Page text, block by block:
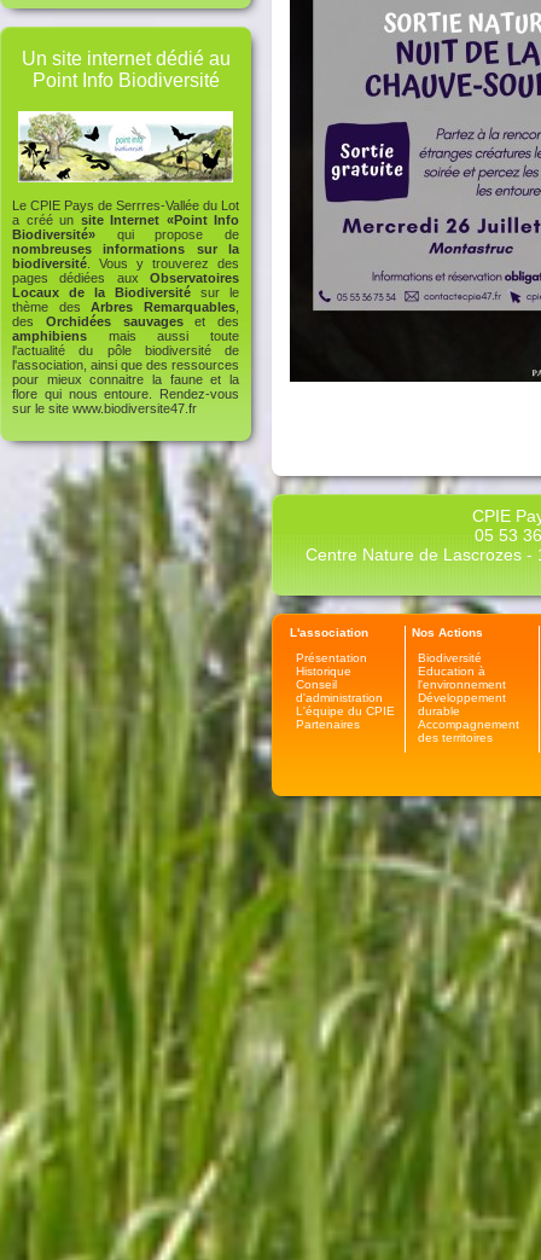
Un site internet dédié au
Point Info Biodiversité
Le CPIE Pays de Serrres-Vallée du Lot
a créé un site Internet «Point Info
Biodiversité» qui propose de
nombreuses informations sur la
biodiversité . Vous y trouverez des
pages dédiées aux Observatoires
Locaux de la Biodiversité sur le
thème desArbres Remarquables
des Orchidées sauvageset des
amphibiens mais aussi toute
l'actualité du pôle biodiversité de
l'association, ainsi que des ressources
pour mieux connaitre la faune et la
flore qui nous entoure. Rendez-vous
sur le site www.biodiversite47.fr
CPIE
05 53
Centre Nature de Lascrozes -
L'association
Présentation
Historique
Conseil
d'administration
L'équipe du CPIE
Partenaires
Nos Actions
Biodiversité
Education à
l'environnement
Développement
durable
Accompagnement
des territoires